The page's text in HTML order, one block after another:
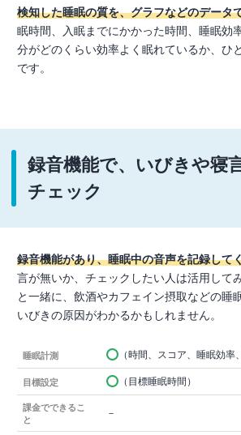
検知した睡眠の質を、グラフなどのデータ
眠時間、入眠までにかかった時間、睡眠効
分がどのくらい効率よく眠れているか、ひ
です。
録音機能で、いびきや寝
チェック
録音機能があり、睡眠中の音声を記録して
言が無いか、チェックしたい人は活用して
と一緒に、飲酒やカフェイン摂取などの睡
いびきの原因がわかるかもしれません。
睡眠計測 （時間、スコア、睡眠効率
目標設定 （目標睡眠時間）
課金でできるこ
と
－